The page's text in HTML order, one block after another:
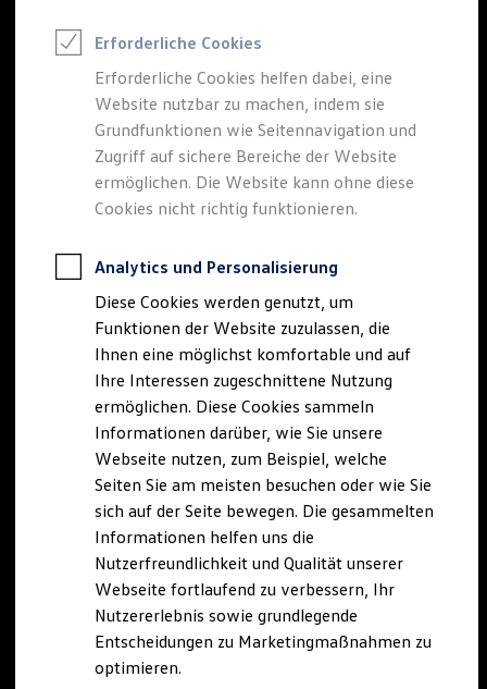
Digitaler Marktplatz
Kauf & Finanzierung
Online-Fahrzeugbewertung
Aktionen & Angebote
E-Auto-Förderung
Für Privatkunden
Für Gewerbekunden
Profi Paket
TopDeal
Zertifizierte Gebrauchtwagen
Für Privatkunden
Für Gewerbekunden
Leasing
Für Privatkunden
Für Gewerbekunden
Versicherungen & Garantien
Garantien
Kfz-Versicherung für Nutzfahrzeuge
Restschuldversicherung
Wartungsverträge
Besitzer & Service
Reparatur & Service
Sommer-Special
Reparatur, Pflege & Inspektion
Servicetermin anfragen
Service-Vorteile bei Volkswagen Nutzfahrzeuge
ServicePlus
Economy Service
Räder & Reifen Service
Ersatzfahrzeuge
Erforderliche Cookies
Erforderliche Cookies helfen dabei, eine
Website nutzbar zu machen, indem sie
Grundfunktionen wie Seitennavigation und
Zugriff auf sichere Bereiche der Website
ermöglichen. Die Website kann ohne diese
Cookies nicht richtig funktionieren.
Analytics und Personalisierung
Diese Cookies werden genutzt, um
Funktionen der Website zuzulassen, die
Ihnen eine möglichst komfortable und auf
Ihre Interessen zugeschnittene Nutzung
ermöglichen. Diese Cookies sammeln
Informationen darüber, wie Sie unsere
Webseite nutzen, zum Beispiel, welche
Seiten Sie am meisten besuchen oder wie Sie
sich auf der Seite bewegen. Die gesammelten
Informationen helfen uns die
Nutzerfreundlichkeit und Qualität unserer
Webseite fortlaufend zu verbessern, Ihr
Nutzererlebnis sowie grundlegende
Entscheidungen zu Marketingmaßnahmen zu
optimieren.